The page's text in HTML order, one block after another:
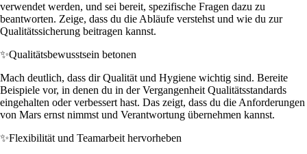
verwendet werden, und sei bereit, spezifische Fragen dazu zu
beantworten. Zeige, dass du die Abläufe verstehst und wie du zur
Qualitätssicherung beitragen kannst.
✨Qualitätsbewusstsein betonen
Mach deutlich, dass dir Qualität und Hygiene wichtig sind. Bereite
Beispiele vor, in denen du in der Vergangenheit Qualitätsstandards
eingehalten oder verbessert hast. Das zeigt, dass du die Anforderungen
von Mars ernst nimmst und Verantwortung übernehmen kannst.
✨Flexibilität und Teamarbeit hervorheben